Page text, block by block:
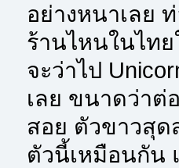
อย่างหนาเลย
ร้านไหนในไท
จะว่าไป
เลย ขนาดว่าต่
สอย ตัวขาวสุ
ตัวนี้เหมือนกัน